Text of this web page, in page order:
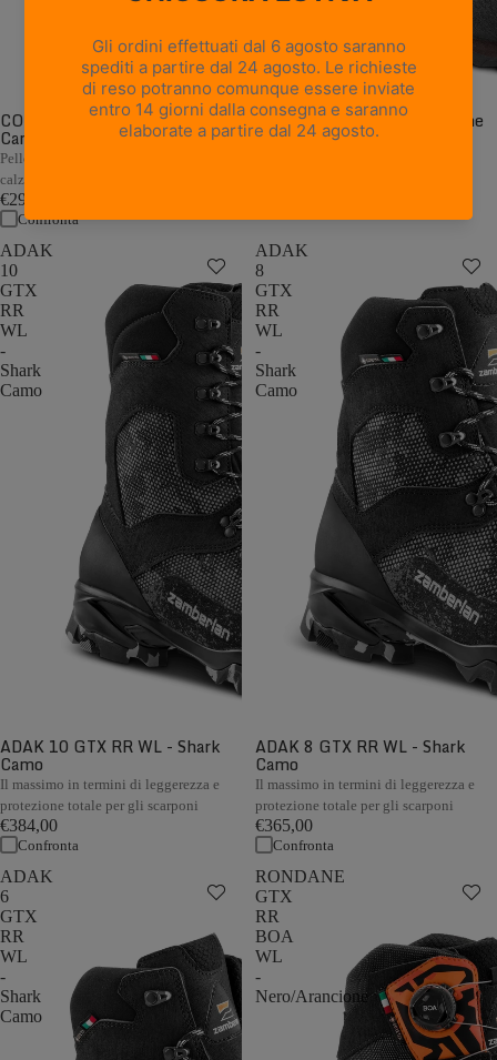
CORMONS NBK GTX WL -
Camouflage
Pelle Nubuck camo con flex morbido e
calzata a pianta larga
€299,00
Confronta
CORMONS GTX WL - Marrone
Scuro/Arancio
ADAK
10
GTX
RR
WL
-
Shark
Camo
ADAK 10 GTX RR WL - Shark
Camo
Il massimo in termini di leggerezza e
protezione totale per gli scarponi
€384,00
Confronta
ADAK
8
GTX
RR
WL
-
Shark
Camo
ADAK 8 GTX RR WL - Shark
Camo
Il massimo in termini di leggerezza e
protezione totale per gli scarponi
€365,00
Confronta
ADAK
6
GTX
RR
WL
-
Shark
Camo
RONDANE
GTX
RR
BOA
WL
-
Nero/Arancione